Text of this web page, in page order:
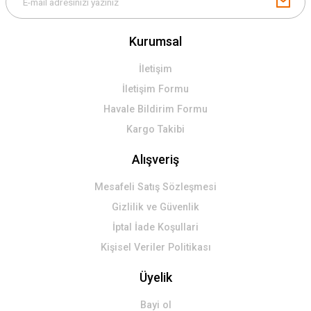
Kurumsal
İletişim
İletişim Formu
Havale Bildirim Formu
Kargo Takibi
Alışveriş
Mesafeli Satış Sözleşmesi
Gizlilik ve Güvenlik
İptal İade Koşullari
Kişisel Veriler Politikası
Üyelik
Bayi ol